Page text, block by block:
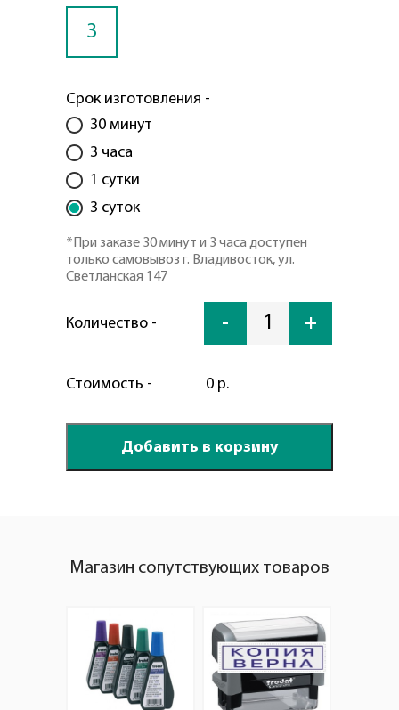
3
Срок изготовления -
30 минут
3 часа
1 сутки
3 суток
*При заказе 30 минут и 3 часа доступен
только самовывоз г. Владивосток, ул.
Светланская 147
Количество - - 1 +
Стоимость - 0 р.
Магазин сопутствующих товаров